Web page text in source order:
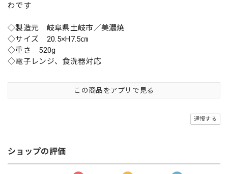
わです
◇製造元 岐阜県土岐市／美濃焼
◇サイズ 20.5×H7.5㎝
◇重さ 520g
◇電子レンジ、食洗器対応
この商品をアプリで見る
通報する
ショップの評価